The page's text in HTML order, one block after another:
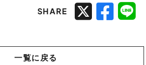
SHARE
一覧に戻る